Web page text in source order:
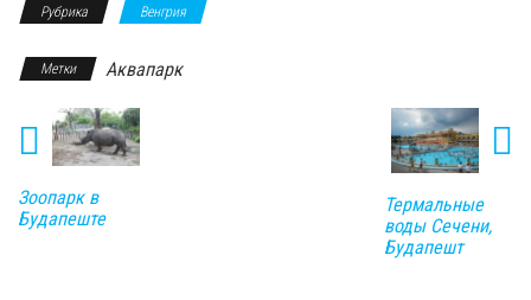
Рубрика Венгрия
Метки Аквапарк
Зоопарк в
Будапеште
Термальные
воды Сечени,
Будапешт